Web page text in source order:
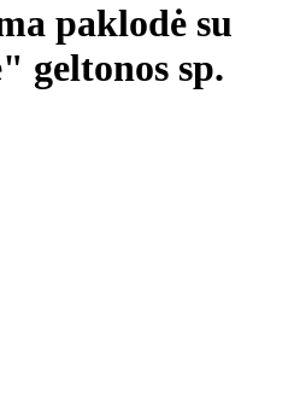
paklodė su
geltonos sp.